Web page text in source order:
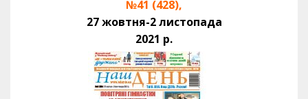
№41 (428),
27 жовтня-2 листопада
2021 р.